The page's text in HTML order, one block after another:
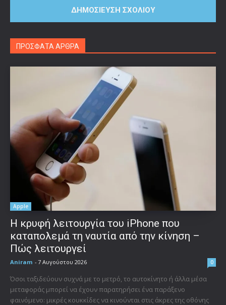
ΠΡΟΣΦΑΤΑ ΑΡΘΡΑ
Apple
Η κρυφή λειτουργία του iPhone που
καταπολεμά τη ναυτία από την κίνηση –
Πώς λειτουργεί
Aniram - 7 Αυγούστου 2026 0
Όσοι ταξιδεύουν συχνά με το μετρό, το αυτοκίνητο ή άλλα μέσα
μεταφοράς μπορεί να έχουν παρατηρήσει ένα παράξενο
φαινόμενο: μικρές κουκκίδες να κινούνται στις άκρες της οθόνης